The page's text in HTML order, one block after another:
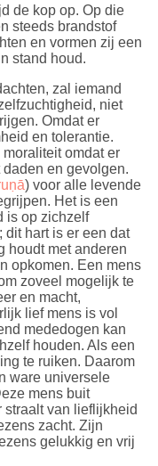
namelijk
(saññā) en
drie hebben de
) als hun voorloper
tegelijkertijd
ontstaan als
'gedachten'
ook vaker in de
dan 'intenties'.
(2e factor
functie om de
van
.
intenties door
Pad
sammāsaṅkappa
zoals gezegd
de
Dit zijn
training en het
inDhp001en
wat voor 'door
komt
waarbij de
weer een andere
de kop op. Op die
steeds brandstof
en vormen zij een
stand houd.
zal iemand
niet
Omdat er
en tolerantie.
omdat er
en gevolgen.
) voor alle levende
Het is een
is op zichzelf
hart is er een dat
houdt met anderen
opkomen. Een mens
zoveel mogelijk te
en macht,
lief mens is vol
mededogen kan
houden. Als een
te ruiken. Daarom
ware universele
mens buit
straalt van lieflijkheid
zacht. Zijn
gelukkig en vrij